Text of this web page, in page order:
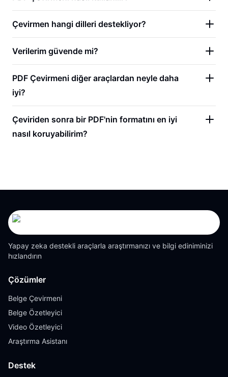
Çevirmen hangi dilleri destekliyor?
Verilerim güvende mi?
PDF Çevirmeni diğer araçlardan neyle daha
iyi?
Çeviriden sonra bir PDF'nin formatını en iyi
nasıl koruyabilirim?
Yapay zeka destekli araçlarla araştırmanızı ve bilgi ediniminizi
hızlandırın
Çözümler
Belge Çevirmeni
Belge Özetleyici
Video Özetleyici
Araştırma Asistanı
Destek